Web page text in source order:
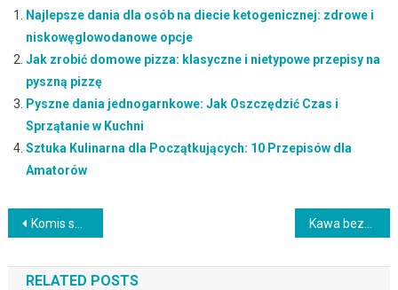
Najlepsze dania dla osób na diecie ketogenicznej: zdrowe i
niskowęglowodanowe opcje
Jak zrobić domowe pizza: klasyczne i nietypowe przepisy na
pyszną pizzę
Pyszne dania jednogarnkowe: Jak Oszczędzić Czas i
Sprzątanie w Kuchni
Sztuka Kulinarna dla Początkujących: 10 Przepisów dla
Amatorów
Nawigacja
wpisu
Komis sukien ślubnych Rybnik – Gdzie znaleźć piękną suknię ślubną w przystępnej cenie?
RELATED POSTS